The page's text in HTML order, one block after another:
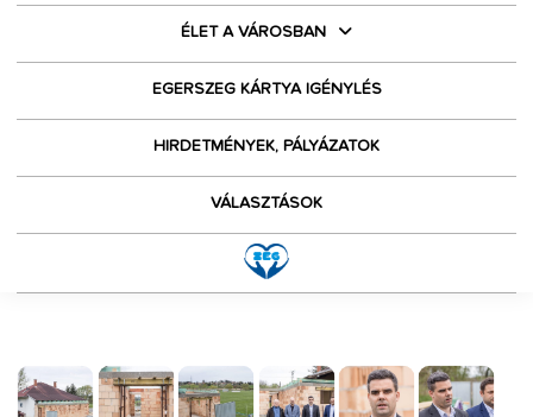
ÉLET A VÁROSBAN
EGERSZEG KÁRTYA IGÉNYLÉS
HIRDETMÉNYEK, PÁLYÁZATOK
VÁLASZTÁSOK